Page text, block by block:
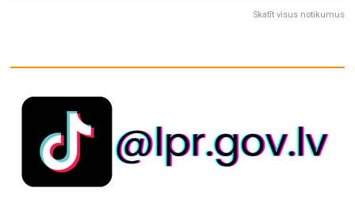
Skatīt visus notikumus